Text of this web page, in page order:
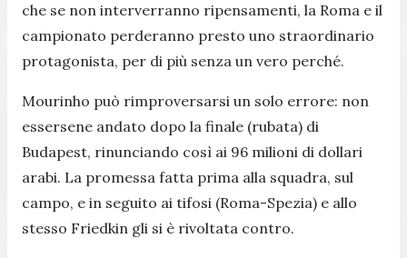
che se non interverranno ripensamenti, la Roma e il
campionato perderanno presto uno straordinario
protagonista, per di più senza un vero perché.
Mourinho può rimproversarsi un solo errore: non
essersene andato dopo la finale (rubata) di
Budapest, rinunciando così ai 96 milioni di dollari
arabi. La promessa fatta prima alla squadra, sul
campo, e in seguito ai tifosi (Roma-Spezia) e allo
stesso Friedkin gli si è rivoltata contro.